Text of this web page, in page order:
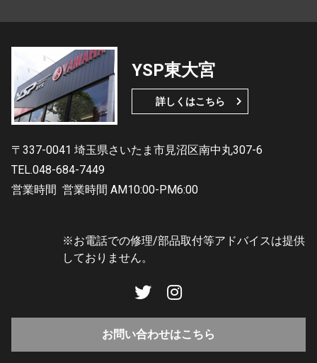
YSP東大宮
詳しくはこちら
〒337-0041 埼玉県さいたま市見沼区南中丸307-6
TEL.048-684-7449
営業時間 営業時間 AM10:00-PM6:00
※お電話での修理/部品取付等アドバイスは提供
しておりません。
お問い合わせはこちら